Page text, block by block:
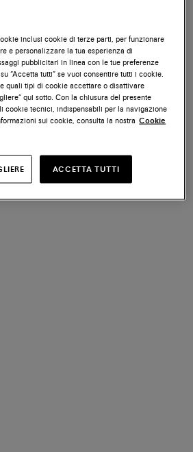
inclusi cookie di terze parti, per funzionare
e personalizzare la tua esperienza di
pubblicitari in linea con le tue preferenze
“Accetta tutti” se vuoi consentire tutti i cookie.
quali tipi di cookie accettare o disattivare
qui sotto. Con la chiusura del presente
cookie tecnici, indispensabili per la navigazione
sui cookie, consulta la nostra Cookie
ACCETTA TUTTI